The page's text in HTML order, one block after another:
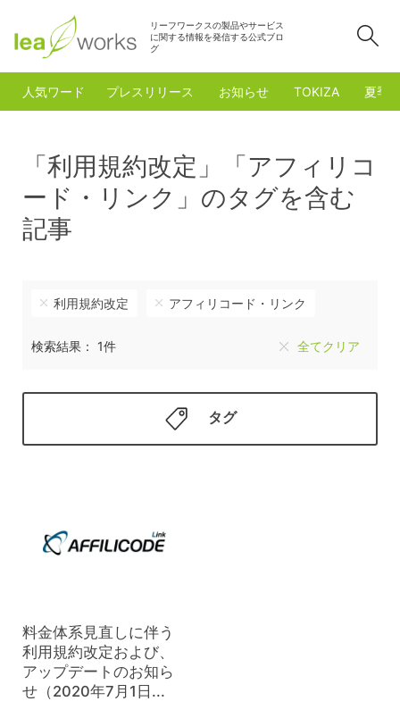
リーフワークスの製品やサービス
に関する情報を発信する公式ブロ
グ
人気ワード プレスリリース お知らせ TOKIZA 夏季
「利用規約改定」「アフィリコ
ード・リンク」のタグを含む
記事
利用規約改定 アフィリコード・リンク
検索結果： 1件 全てクリア
タグ
料金体系見直しに伴う
利用規約改定および、
アップデートのお知ら
せ（2020年7月1日...